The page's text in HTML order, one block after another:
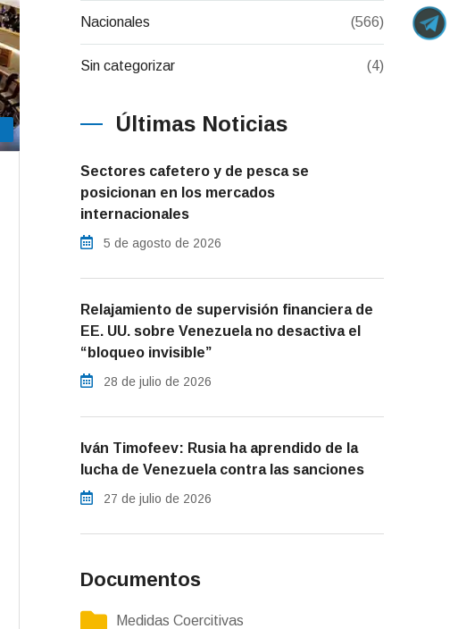
Nacionales (566)
Sin categorizar (4)
Últimas Noticias
Sectores cafetero y de pesca se
posicionan en los mercados
internacionales
5 de agosto de 2026
Relajamiento de supervisión financiera de
EE. UU. sobre Venezuela no desactiva el
“bloqueo invisible”
28 de julio de 2026
Iván Timofeev: Rusia ha aprendido de la
lucha de Venezuela contra las sanciones
27 de julio de 2026
Documentos
Medidas Coercitivas